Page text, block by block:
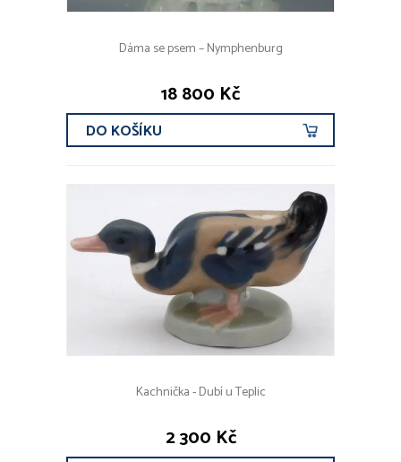
Dáma se psem – Nymphenburg
18 800 Kč
DO KOŠÍKU
Kachnička - Dubí u Teplic
2 300 Kč